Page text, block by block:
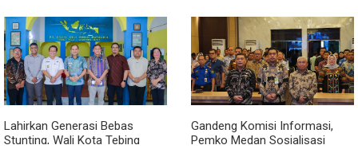
Kepulauan Nias
Lahirkan Generasi Bebas
Stunting, Wali Kota Tebing
Gandeng Komisi Informasi,
Pemko Medan Sosialisasi